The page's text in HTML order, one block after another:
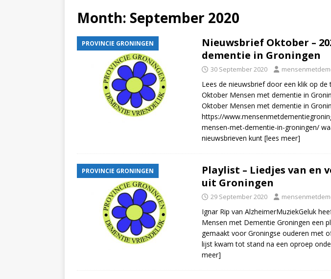
[ 6 May 2026 ]
Zorg jij voor een familielid, buur of vriend? Dan
Nieuwsbrief Mei 2026 – Mensen met dementie
NIEUWS
[ 6 April 2026 ]
ALGEMEEN NIEUWS
[ 24 June 2026 ]
Nieuwsbrief Juni-Juli 2026 – Mensen met
ALGEMEEN NIEUWS
Month: September 2020
PROVINCIE GRONINGEN
Nieuwsbrief Oktober –
dementie in Groningen
30 September 2020
Lees de nieuwsbrief door een klik op
Oktober Mensen met dementie in
Oktober Mensen met dementie in
https://
mensen-met-dementie-in-groningen/
nieuwsbrieven kunt [lees meer]
PROVINCIE GRONINGEN
Playlist – Liedjes van en
uit Groningen
29 September 2020
Ignar Rip van AlzheimerMuziekGeluk
Mensen met Dementie Groningen een
gemaakt voor Groningse ouderen met
lijst kwam tot stand na een oproep
meer]